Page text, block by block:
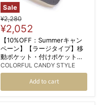
Sale
Original
price
¥2,280
Current
price
¥2,052
【10%OFF：Summerキャン
ペーン】【ラージタイプ】移
動ポケット・付けポケット
（2wayタイプ） ショルダー
ベルト付き くすみ無地 くすみ
アッシュブルー
COLORFUL CANDY STYLE
Add to cart